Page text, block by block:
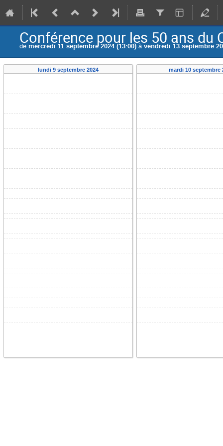
Conférence pour les 50 ans du
de mercredi 11 septembre 2024 (13:00) àvendredi 13 septembre
lundi 9 septembre 2024 mardi 10 septembre